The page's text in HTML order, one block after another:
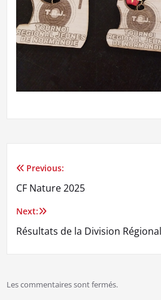
Navigation
de
l’article
Previous:
CF Nature 2025
Next:
Résultats de la Division
Les commentaires sont fermés.